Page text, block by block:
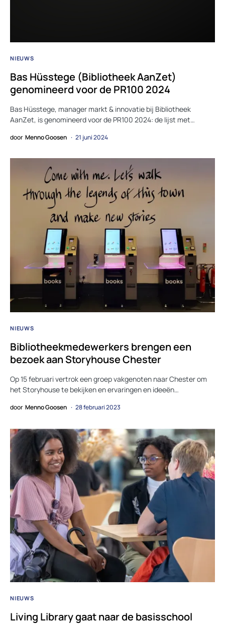
NIEUWS
Bas Hüsstege (Bibliotheek AanZet)
genomineerd voor de PR100 2024
Bas Hüsstege, manager markt & innovatie bij Bibliotheek
AanZet, is genomineerd voor de PR100 2024: de lijst met…
door Menno Goosen 21 juni 2024
NIEUWS
Bibliotheekmedewerkers brengen een
bezoek aan Storyhouse Chester
Op 15 februari vertrok een groep vakgenoten naar Chester om
het Storyhouse te bekijken en ervaringen en ideeën…
door Menno Goosen 28 februari 2023
NIEUWS
Living Library gaat naar de basisschool